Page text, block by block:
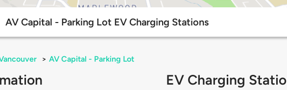
AV Capital - Parking Lot EV Charging Stations
> AV Capital - Parking Lot
EV Charging